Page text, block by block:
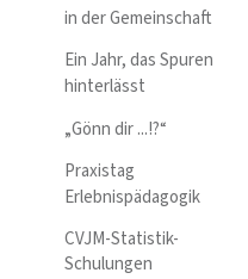
in der Gemeinschaft
Ein Jahr, das Spuren
hinterlässt
„Gönn dir ...!?“
Praxistag
Erlebnispädagogik
CVJM-Statistik-
Schulungen